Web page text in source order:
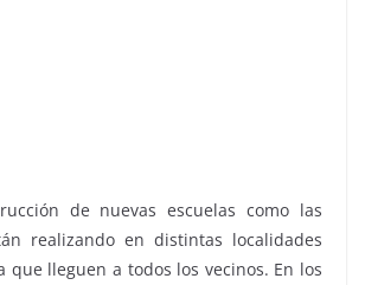
de nuevas escuelas como las
realizando en distintas localidades
lleguen a todos los vecinos. En los